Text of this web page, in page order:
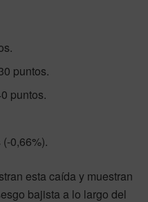
puntos.
puntos.
0,66%).
esta caída y muestran
bajista a lo largo del